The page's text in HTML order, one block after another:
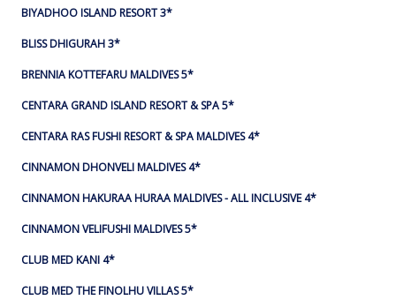
BIYADHOO ISLAND RESORT 3*
BLISS DHIGURAH 3*
BRENNIA KOTTEFARU MALDIVES 5*
CENTARA GRAND ISLAND RESORT & SPA 5*
CENTARA RAS FUSHI RESORT & SPA MALDIVES 4*
CINNAMON DHONVELI MALDIVES 4*
CINNAMON HAKURAA HURAA MALDIVES - ALL INCLUSIVE 4*
CINNAMON VELIFUSHI MALDIVES 5*
CLUB MED KANI 4*
CLUB MED THE FINOLHU VILLAS 5*